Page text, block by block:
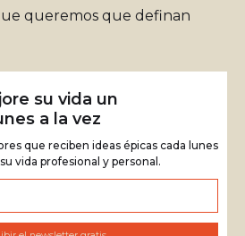
queremos que definan
su vida un
a la vez
que reciben ideas épicas cada lunes
vida profesional y personal.